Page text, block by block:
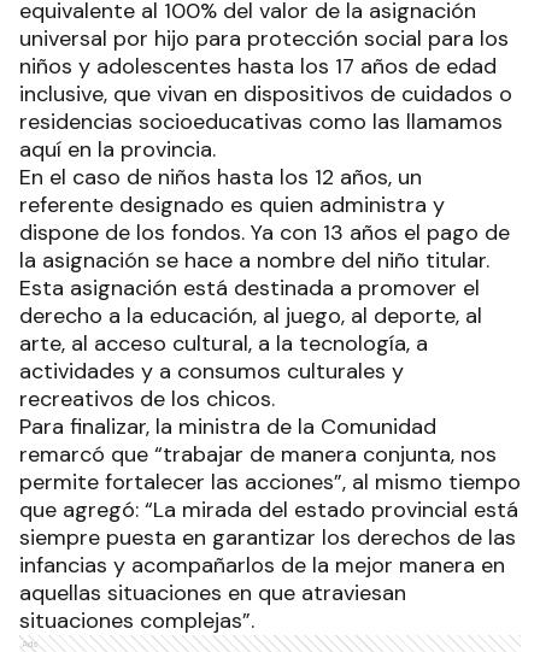
equivalente al 100% del valor de la asignación
universal por hijo para protección social para los
niños y adolescentes hasta los 17 años de edad
inclusive, que vivan en dispositivos de cuidados o
residencias socioeducativas como las llamamos
aquí en la provincia.
En el caso de niños hasta los 12 años, un
referente designado es quien administra y
dispone de los fondos. Ya con 13 años el pago de
la asignación se hace a nombre del niño titular.
Esta asignación está destinada a promover el
derecho a la educación, al juego, al deporte, al
arte, al acceso cultural, a la tecnología, a
actividades y a consumos culturales y
recreativos de los chicos.
Para finalizar, la ministra de la Comunidad
remarcó que “trabajar de manera conjunta, nos
permite fortalecer las acciones”, al mismo tiempo
que agregó: “La mirada del estado provincial está
siempre puesta en garantizar los derechos de las
infancias y acompañarlos de la mejor manera en
aquellas situaciones en que atraviesan
situaciones complejas”.
Ads